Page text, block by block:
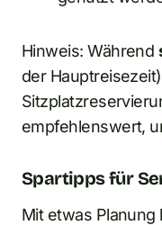
Hinweis: Während
der
empfehlenswert,
Spartipps für
Mit etwas Planung